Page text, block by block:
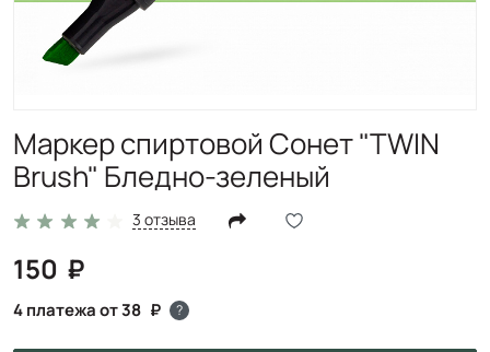
Маркер спиртовой Сонет "TWIN
Brush" Бледно-зеленый
3 отзыва
150
4 платежа от 38 ?